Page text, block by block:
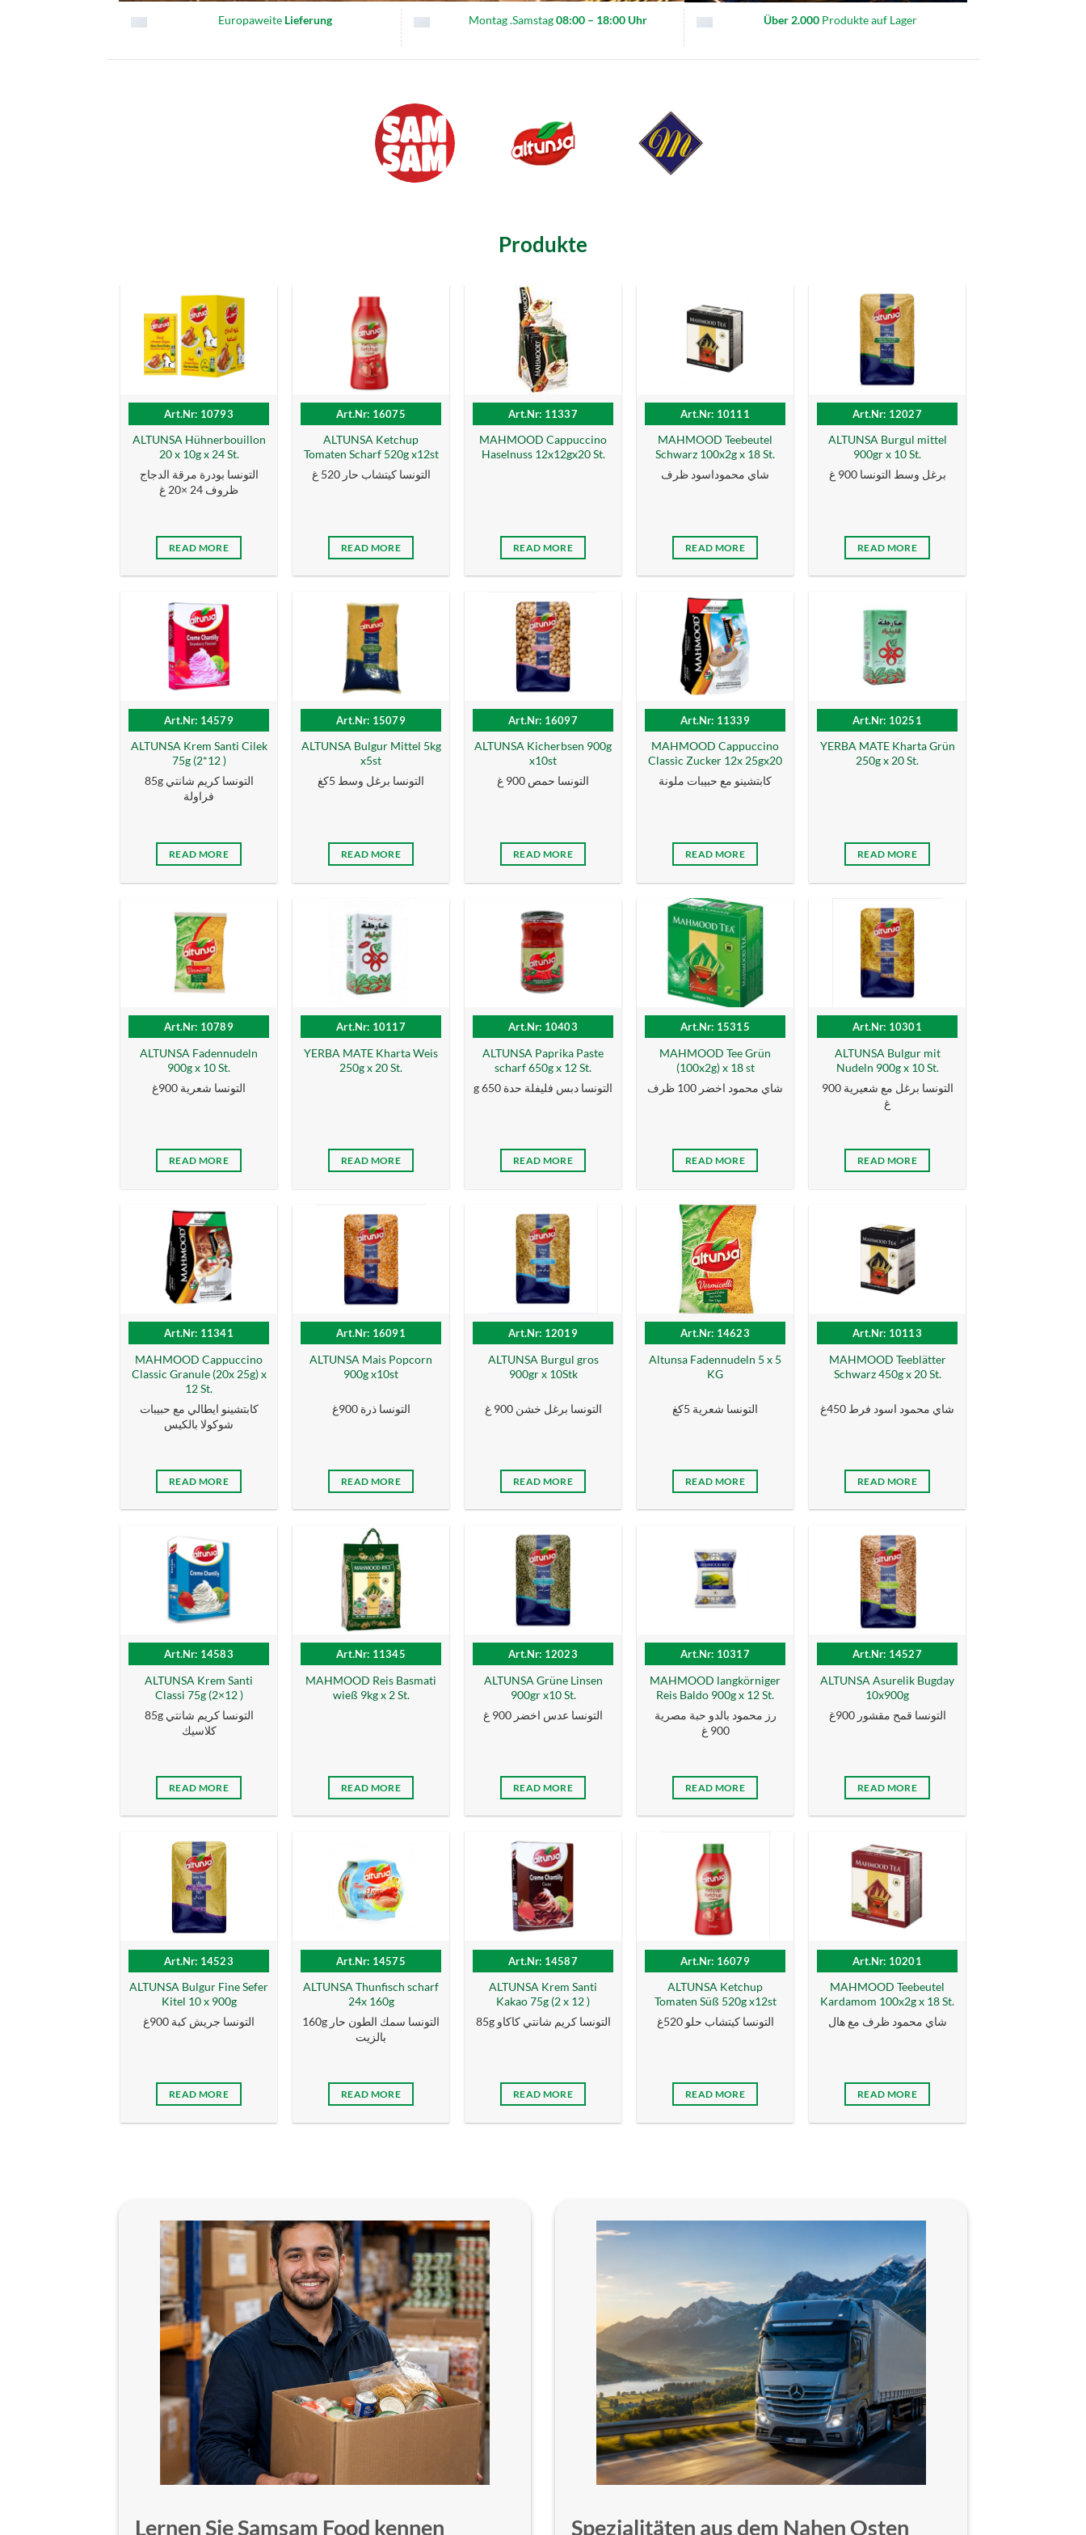
Europaweite Lieferung Montag .Samstag08:00 – 18:00 Uhr Über 2.000 Produkte auf Lager
Produkte
Art.Nr: 10793
ALTUNSA Hühnerbouillon
20 x 10g x 24 St.
التونسا بودرة مرقة الدجاج
ظروف 24 ×20 غ
READ MORE
Art.Nr: 16075
ALTUNSA Ketchup
Tomaten Scharf 520g x12st
التونسا كيتشاب حار 520 غ
READ MORE
Art.Nr: 11337
MAHMOOD Cappuccino
Haselnuss 12x12gx20 St.
READ MORE
Art.Nr: 10111
MAHMOOD Teebeutel
Schwarz 100x2g x 18 St.
شاي محموداسود ظرف
READ MORE
Art.Nr: 12027
ALTUNSA Burgul mittel
900gr x 10 St.
برغل وسط التونسا 900 غ
READ MORE
Art.Nr: 14579
ALTUNSA Krem Santi Cilek
75g (2*12 )
85g التونسا كریم شانتي
فراولة
READ MORE
Art.Nr: 15079
ALTUNSA Bulgur Mittel 5kg
x5st
التونسا برغل وسط 5كغ
READ MORE
Art.Nr: 16097
ALTUNSA Kicherbsen 900g
x10st
التونسا حمص 900 غ
READ MORE
Art.Nr: 11339
MAHMOOD Cappuccino
Classic Zucker 12x 25gx20
كابتشينو مع حبيبات ملونة
READ MORE
Art.Nr: 10251
YERBA MATE Kharta Grün
250g x 20 St.
READ MORE
Art.Nr: 10789
ALTUNSA Fadennudeln
900g x 10 St.
التونسا شعرية 900غ
READ MORE
Art.Nr: 10117
YERBA MATE Kharta Weis
250g x 20 St.
READ MORE
Art.Nr: 10403
ALTUNSA Paprika Paste
scharf 650g x 12 St.
g التونسا دبس فليفلة حدة 650
READ MORE
Art.Nr: 15315
MAHMOOD Tee Grün
(100x2g) x 18 st
شاي محمود اخضر 100 ظرف
READ MORE
Art.Nr: 10301
ALTUNSA Bulgur mit
Nudeln 900g x 10 St.
التونسا برغل مع شعيرية 900
غ
READ MORE
Art.Nr: 11341
MAHMOOD Cappuccino
Classic Granule (20x 25g) x
12 St.
كابتشينو ايطالي مع حبيبات
شوكولا بالكيس
READ MORE
Art.Nr: 16091
ALTUNSA Mais Popcorn
900g x10st
التونسا ذرة 900غ
READ MORE
Art.Nr: 12019
ALTUNSA Burgul gros
900gr x 10Stk
التونسا برغل خشن 900 غ
READ MORE
Art.Nr: 14623
Altunsa Fadennudeln 5 x 5
KG
التونسا شعرية 5كغ
READ MORE
Art.Nr: 10113
MAHMOOD Teeblätter
Schwarz 450g x 20 St.
شاي محمود اسود فرط 450غ
READ MORE
Art.Nr: 14583
ALTUNSA Krem Santi
Classi 75g (2×12 )
85g التونسا كریم شانتي
كلاسیك
READ MORE
Art.Nr: 11345
MAHMOOD Reis Basmati
wieß 9kg x 2 St.
READ MORE
Art.Nr: 12023
ALTUNSA Grüne Linsen
900gr x10 St.
التونسا عدس اخضر 900 غ
READ MORE
Art.Nr: 10317
MAHMOOD langkörniger
Reis Baldo 900g x 12 St.
رز محمود بالدو حبة مصرية
900 غ
READ MORE
Art.Nr: 14527
ALTUNSA Asurelik Bugday
10x900g
التونسا قمح مقشور 900غ
READ MORE
Art.Nr: 14523
ALTUNSA Bulgur Fine Sefer
Kitel 10 x 900g
التونسا جريش كبة 900غ
READ MORE
Art.Nr: 14575
ALTUNSA Thunfisch scharf
24x 160g
160g التونسا سمك الطون حار
بالزیت
READ MORE
Art.Nr: 14587
ALTUNSA Krem Santi
Kakao 75g (2 x 12 )
85g التونسا كریم شانتي كاكاو
READ MORE
Art.Nr: 16079
ALTUNSA Ketchup
Tomaten Süß 520g x12st
التونسا كيتشاب حلو 520غ
READ MORE
Art.Nr: 10201
MAHMOOD Teebeutel
Kardamom 100x2g x 18 St.
شاي محمود ظرف مع هال
READ MORE
Lernen Sie Samsam Food kennen Spezialitäten aus dem Nahen Osten